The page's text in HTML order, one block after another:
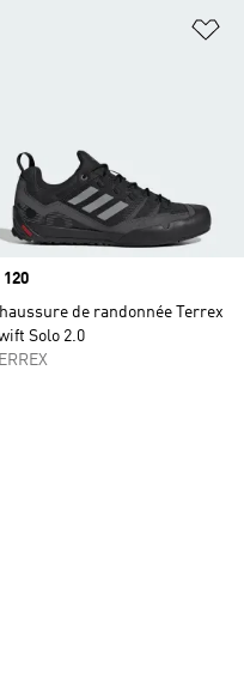
à la Liste de produits
de randonnée Terrex
Solo 2.0